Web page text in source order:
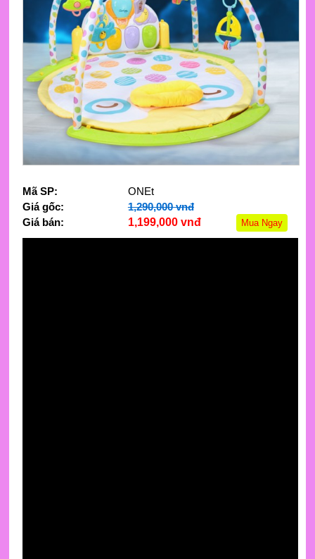
Mã SP:
ONEt
Giá gốc:
1,290,000 vnđ
Giá bán:
1,199,000 vnđ Mua Ngay